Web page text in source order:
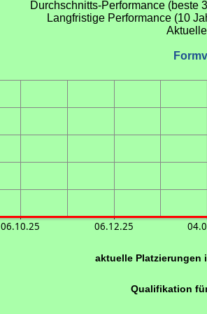
Durchschnitts-Performance (beste
Langfristige Performance (10
06.10.25 06.12.25
aktuelle Platzierungen
Qualifikation